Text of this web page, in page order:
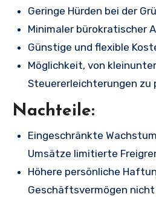
Geringe Hürden bei der
Minimaler bürokratischer
Günstige und flexible
Möglichkeit, von
Steuererleichterungen zu
Nachteile:
Eingeschränkte
Umsätze limitierte
Höhere persönliche
Geschäftsvermögen